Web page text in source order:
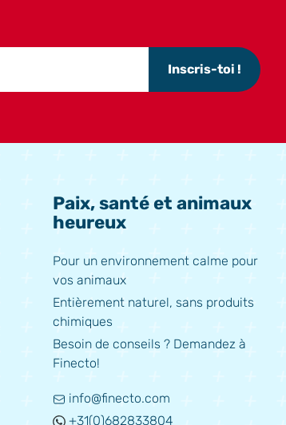
Inscris-toi !
Paix, santé et animaux
heureux
Pour un environnement calme pour
vos animaux
Entièrement naturel, sans produits
chimiques
Besoin de conseils ? Demandez à
Finecto!
info@finecto.com
+31(0)682833804